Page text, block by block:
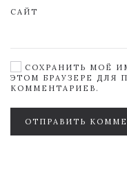
САЙТ
СОХРАНИТЬ МОЁ
ЭТОМ БРАУЗЕРЕ ДЛЯ
КОММЕНТАРИЕВ.
ОТПРАВИТЬ